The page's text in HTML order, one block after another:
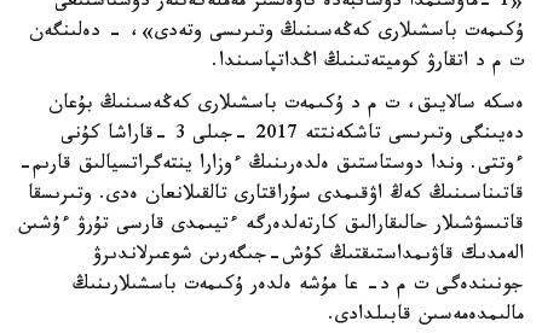
ۇكىمەت باسشىلارى كەڭەسىنىڭ وتىرىسى وتەدى»، - دەلىنگەن
ت م د اتقارۋ كوميتەتىنىڭ اڭداتپاسىندا.
ەسكە سالايىق، ت م د ۇكىمەت باسشىلارى كەڭەسىنىڭ بۇعان
دەيىنگى وتىرىسى تاشكەنتتە 2017 -جىلى 3 -قاراشا كۇنى
ءوتتى. وندا دوستاستىق ەلدەرىنىڭ ءوزارا ينتەگراتسيالىق قارىم-
قاتىناسىنىڭ كەڭ اۋقىمدى سۇراقتارى تالقىلانعان ەدى. وتىرىسقا
قاتىسۋشىلار حالىقارالىق كارتەلدەرگە ءتيىمدى قارسى تۇرۋ ءۇشىن
الەمدىك قاۋىمداستىقتىڭ كۇش-جىگەرىن شوعىرلاندىرۋ
جونىندەگى ت م د- عا مۇشە ەلدەر ۇكىمەت باسشىلارىنىڭ
مالىمدەمەسىن قابىلدادى.